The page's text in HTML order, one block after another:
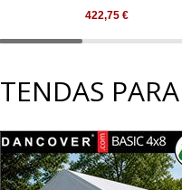
422,75 €
TENDAS